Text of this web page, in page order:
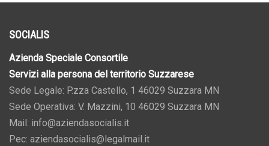
SOCIALIS
Azienda Speciale Consortile
Servizi alla persona del territorio Suzzarese
Sede Legale: P.zza Castello, 1 46029 Suzzara MN
Sede Operativa: V. Mazzini, 10 46029 Suzzara MN
Mail: info@aziendasocialis.it
Pec: aziendasocialis@legalmail.it